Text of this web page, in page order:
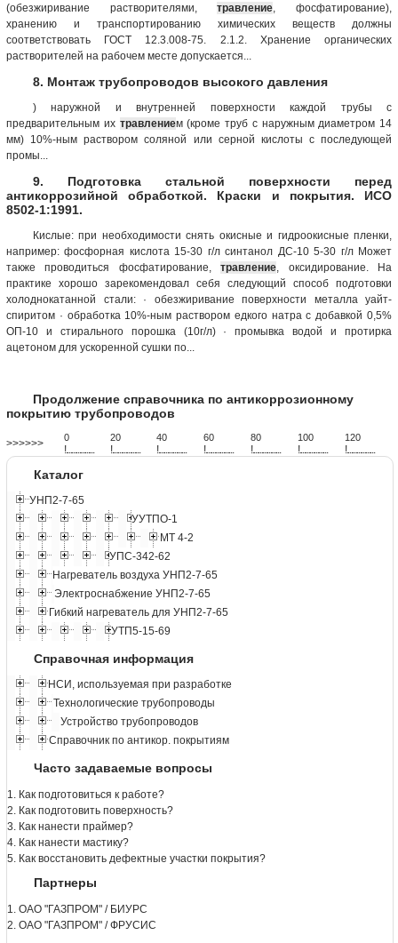
(обезжиривание растворителями,травление , фосфатирование),
хранению и транспортированию химических веществ должны
соответствовать ГОСТ 12.3.008-75. 2.1.2. Хранение органических
растворителей на рабочем месте допускается...
8. Монтаж трубопроводов высокого давления
) наружной и внутренней поверхности каждой трубы с
предварительным их травлением (кроме труб с наружным диаметром 14
мм) 10%-ным раствором соляной или серной кислоты с последующей
промы...
9. Подготовка стальной поверхности перед
антикоррозийной обработкой. Краски и покрытия. ИСО
8502-1:1991.
Кислые: при необходимости снять окисные и гидроокисные пленки,
например: фосфорная кислота 15-30 г/л синтанол ДС-10 5-30 г/л Может
также проводиться фосфатирование,травление , оксидирование. На
практике хорошо зарекомендовал себя следующий способ подготовки
холоднокатанной стали: · обезжиривание поверхности металла уайт-
спиритом · обработка 10%-ным раствором едкого натра с добавкой 0,5%
ОП-10 и стирального порошка (10г/л) · промывка водой и протирка
ацетоном для ускоренной сушки по...
Продолжение справочника по антикоррозионному
покрытию трубопроводов
>>>>>> 0
!...................
20
!...................
40
!...................
60
!...................
80
!...................
100
!...................
120
!...................
Каталог
УНП2-7-65
УУТПО-1
МТ 4-2
УПС-342-62
Нагреватель воздуха УНП2-7-65
Электроснабжение УНП2-7-65
Гибкий нагреватель для УНП2-7-65
УТП5-15-69
Справочная информация
НСИ, используемая при разработке
Технологические трубопроводы
Устройство трубопроводов
Справочник по антикор. покрытиям
Часто задаваемые вопросы
1. Как подготовиться к работе?
2. Как подготовить поверхность?
3. Как нанести праймер?
4. Как нанести мастику?
5. Как восстановить дефектные участки покрытия?
Партнеры
1. ОАО "ГАЗПРОМ" / БИУРС
2. ОАО "ГАЗПРОМ" / ФРУСИС